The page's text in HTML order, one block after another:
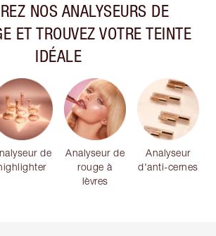
NOS ANALYSEURS DE
ET TROUVEZ VOTRE TEINTE
IDÉALE
de
Analyseur de
rouge à
lèvres
Analyseur
d'anti-cernes